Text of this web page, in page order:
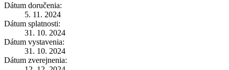
Dátum doručenia:
5. 11. 2024
Dátum splatnosti:
31. 10. 2024
Dátum vystavenia:
31. 10. 2024
Dátum zverejnenia: